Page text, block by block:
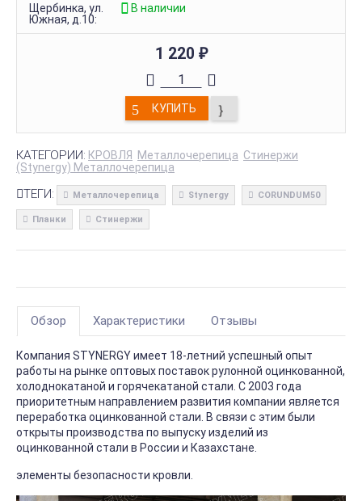
Щербинка, ул.
Южная, д.10:
В наличии
1 220 ₽
КУПИТЬ
КАТЕГОРИИ: КРОВЛЯ Металлочерепица Стинержи
(Stynergy) Металлочерепица
ТЕГИ: Металлочерепица Stynergy CORUNDUM50
Планки Стинержи
Обзор Характеристики Отзывы
Компания STYNERGY имеет 18-летний успешный опыт
работы на рынке оптовых поставок рулонной оцинкованной,
холоднокатаной и горячекатаной стали. С 2003 года
приоритетным направлением развития компании является
переработка оцинкованной стали. В связи с этим были
открыты производства по выпуску изделий из
оцинкованной стали в России и Казахстане.
элементы безопасности кровли.